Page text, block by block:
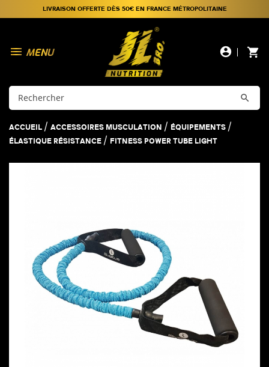
LIVRAISON OFFERTE DÈS 50€ EN FRANCE MÉTROPOLITAINE
 account_circle shopping_cart

ACCUEIL ACCESSOIRES MUSCULATION
ÉQUIPEMENTS
ÉLASTIQUE RÉSISTANCE
FITNESS POWER TUBE LIGHT